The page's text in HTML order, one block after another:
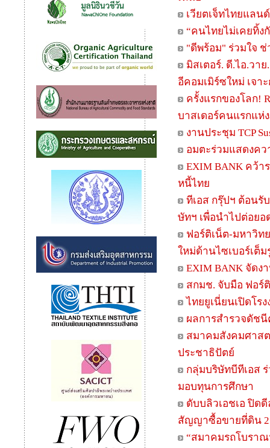
เวียตเจ็ทไทยแลน
“คนไทยไม่เคยทิ้ง
"ดีพร้อม" ร่วมใจ
มิสเตอร์. ดี.ไอ.วา
อีคอมเมิร์ซใหม่ เจา
ครั้งแรกของโลก!
บาสเดอร์คนแรกแห่
งานประชุม TCP
อมตะร่วมแสดงคว
EXIM BANK คว้า
หนี้ไทย
ทีเอส กรุ๊ปฯ ต้อนรั
ษัทฯ เพื่อนำไปต่อย
ฟอร์ติเน็ต-มหาวิท
ใหม่ด้านไซเบอร์เต็
EXIM BANK จัดง
สกมช. จับมือ ฟอร์
ไทยยูเนี่ยนเปิดโร
ผลการสำรวจดัชนี
สมาคมสังคมศาสต
ประชาธิปัตย์
กลุ่มบริษัทบีทีเอส
มอบทุนการศึกษา
ดับบลิวเอชเอ ปิด
สัญญาซื้อขายที่ดิน
“สมาคมรถโบราณ